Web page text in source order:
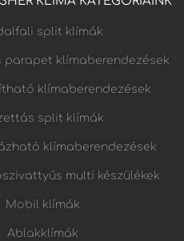
split klímák
parapet klímaberendezések
klímaberendezések
split klímák
klímaberendezések
multi készülékek
Mobil klímák
Ablakklímák